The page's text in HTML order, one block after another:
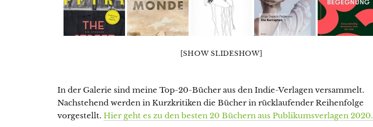
[SHOW SLIDESHOW]
In der Galerie sind meine Top-20-Bücher aus den Indie-Verlagen versammelt.
Nachstehend werden in Kurzkritiken die Bücher in rücklaufender Reihenfolge
vorgestellt. Hier geht es zu den besten 20 Büchern aus Publikumsverlagen 2020.